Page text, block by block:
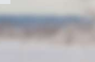
gouvernement